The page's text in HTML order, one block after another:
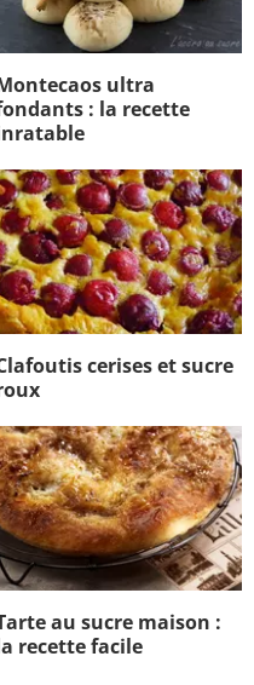
ultra
: la recette
cerises et sucre
au sucre maison :
recette facile